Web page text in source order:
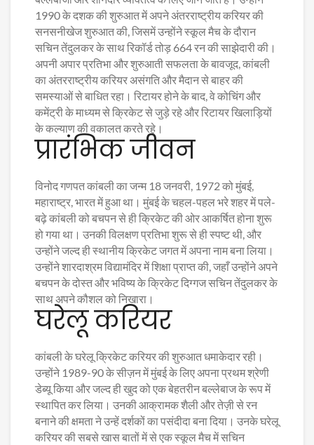
1990 के दशक की शुरुआत में अपने अंतरराष्ट्रीय करियर की
सनसनीखेज शुरुआत की, जिसमें उन्होंने स्कूल मैच के दौरान
सचिन तेंदुलकर के साथ रिकॉर्ड तोड़ 664 रन की साझेदारी की।
अपनी अपार प्रतिभा और शुरुआती सफलता के बावजूद, कांबली
का अंतरराष्ट्रीय करियर असंगति और मैदान से बाहर की
समस्याओं से बाधित रहा। रिटायर होने के बाद, वे कोचिंग और
कमेंट्री के माध्यम से क्रिकेट से जुड़े रहे और रिटायर खिलाड़ियों
के कल्याण की वकालत करते रहे।
प्रारंभिक जीवन
विनोद गणपत कांबली का जन्म 18 जनवरी, 1972 को मुंबई,
महाराष्ट्र, भारत में हुआ था। मुंबई के चहल-पहल भरे शहर में पले-
बढ़े कांबली को बचपन से ही क्रिकेट की ओर आकर्षित होना शुरू
हो गया था। उनकी विलक्षण प्रतिभा शुरू से ही स्पष्ट थी, और
उन्होंने जल्द ही स्थानीय क्रिकेट जगत में अपना नाम बना लिया।
उन्होंने शारदाश्रम विद्यामंदिर में शिक्षा प्राप्त की, जहाँ उन्होंने अपने
बचपन के दोस्त और भविष्य के क्रिकेट दिग्गज सचिन तेंदुलकर के
साथ अपने कौशल को निखारा।
घरेलू करियर
कांबली के घरेलू क्रिकेट करियर की शुरुआत धमाकेदार रही।
उन्होंने 1989-90 के सीज़न में मुंबई के लिए अपना प्रथम श्रेणी
डेब्यू किया और जल्द ही खुद को एक बेहतरीन बल्लेबाज के रूप में
स्थापित कर लिया। उनकी आक्रामक शैली और तेज़ी से रन
बनाने की क्षमता ने उन्हें दर्शकों का पसंदीदा बना दिया। उनके घरेलू
करियर की सबसे खास बातों में से एक स्कूल मैच में सचिन